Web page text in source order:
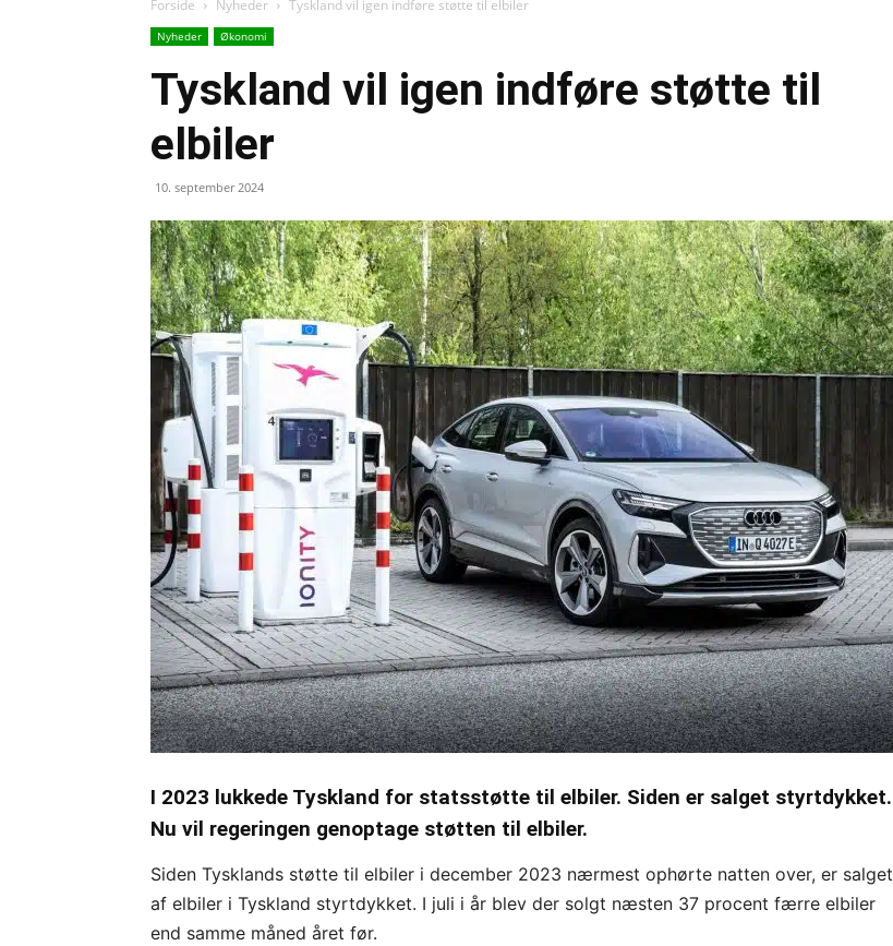
Forside Nyheder Tyskland vil igen indføre støtte til elbiler
Nyheder Økonomi
Tyskland vil igen indføre støtte til
elbiler
10. september 2024
I 2023 lukkede Tyskland for statsstøtte til elbiler. Siden er salget styrtdykket.
Nu vil regeringen genoptage støtten til elbiler.
Siden Tysklands støtte til elbiler i december 2023 nærmest ophørte natten over, er salget
af elbiler i Tyskland styrtdykket. I juli i år blev der solgt næsten 37 procent færre elbiler
end samme måned året før.